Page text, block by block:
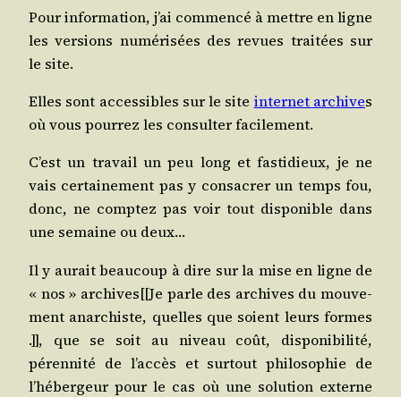
Pour infor­ma­tion, j’ai com­men­cé à mettre en ligne
les ver­sions numé­ri­sées des revues trai­tées sur
le site.
Elles sont acces­sibles sur le site inter­net archives
où vous pour­rez les consul­ter facilement.
C’est un tra­vail un peu long et fas­ti­dieux, je ne
vais cer­tai­ne­ment pas y consa­crer un temps fou,
donc, ne comp­tez pas voir tout dis­po­nible dans
une semaine ou deux…
Il y aurait beau­coup à dire sur la mise en ligne de
« nos » archives[[Je parle des archives du mou­ve­
ment anar­chiste, quelles que soient leurs formes
.]], que se soit au niveau coût, dis­po­ni­bi­li­té,
péren­ni­té de l’ac­cès et sur­tout phi­lo­so­phie de
l’hébergeur pour le cas où une solu­tion externe